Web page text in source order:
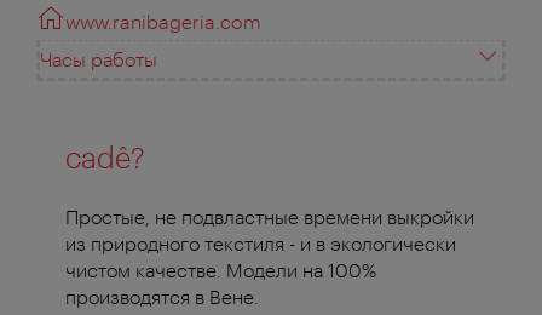
www.ranibageria.com
Часы работы
cadê?
Простые, не подвластные времени выкройки
из природного текстиля - и в экологически
чистом качестве. Модели на 100%
производятся в Вене.